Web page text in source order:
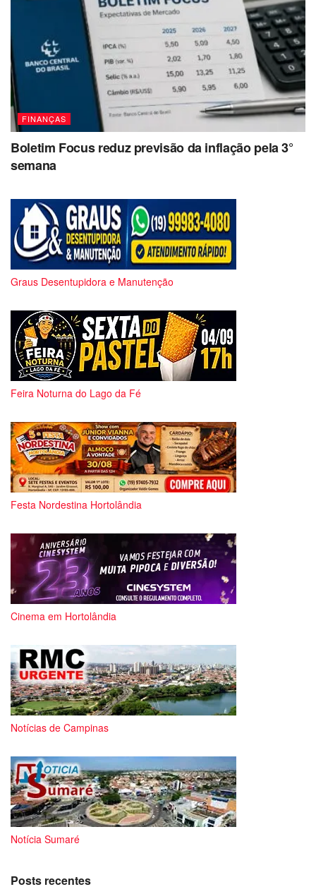
FINANÇAS
Boletim Focus reduz previsão da inflação pela 3°
semana
Graus Desentupidora e Manutenção
Feira Noturna do Lago da Fé
Festa Nordestina Hortolândia
Cinema em Hortolândia
Notícias de Campinas
Notícia Sumaré
Posts recentes